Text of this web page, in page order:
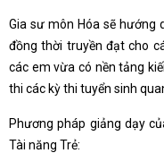
Gia sư môn Hóa sẽ hướng
đồng thời truyền đạt cho
các em vừa có nền tảng
thi các kỳ thi tuyển sinh
Phương pháp giảng dạy
Tài năng Trẻ: